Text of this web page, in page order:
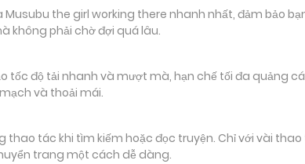
the girl working there nhanh nhất, đảm bảo
không phải chờ đợi quá lâu.
tốc độ tải nhanh và mượt mà, hạn chế tối đa quảng
và thoải mái.
thao tác khi tìm kiếm hoặc đọc truyện. Chỉ với vài
trang một cách dễ dàng.